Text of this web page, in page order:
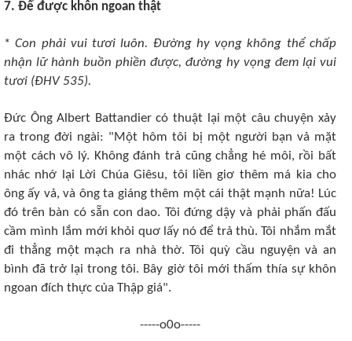
7. Ðể được khôn ngoan thật
*Con phải vui tươi luôn. Ðường hy vọng không thể chấp
nhận lữ hành buồn phiền được, đường hy vọng đem lại vui
tươi (ÐHV 535).
Ðức Ông Albert Battandier có thuật lại một câu chuyện xảy
ra trong đời ngài: "Một hôm tôi bị một người bạn vả mặt
một cách vô lý. Không đánh trả cũng chẳng hé môi, rồi bất
nhác nhớ lại Lời Chúa Giêsu, tôi liền giơ thêm má kia cho
ông ấy vả, và ông ta giáng thêm một cái thật mạnh nữa! Lúc
đó trên bàn có sẵn con dao. Tôi đứng dậy và phải phấn đấu
cầm mình lắm mới khỏi quơ lấy nó để trả thù. Tôi nhắm mắt
đi thẳng một mạch ra nhà thờ. Tôi quỳ cầu nguyện và an
bình đã trở lại trong tôi. Bây giờ tôi mới thấm thía sự khôn
ngoan đích thực của Thập giá".
-----o0o-----